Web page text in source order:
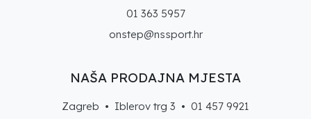
01 363 5957
onstep@nssport.hr
NAŠA PRODAJNA MJESTA
Zagreb • Iblerov trg 3 • 01 457 9921